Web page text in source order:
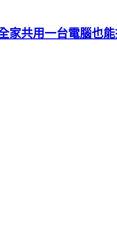
家共用一台電腦也